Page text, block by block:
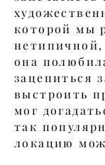
которой мы
нетипичной,
она
зацепиться
выстроить
мог
так
локацию